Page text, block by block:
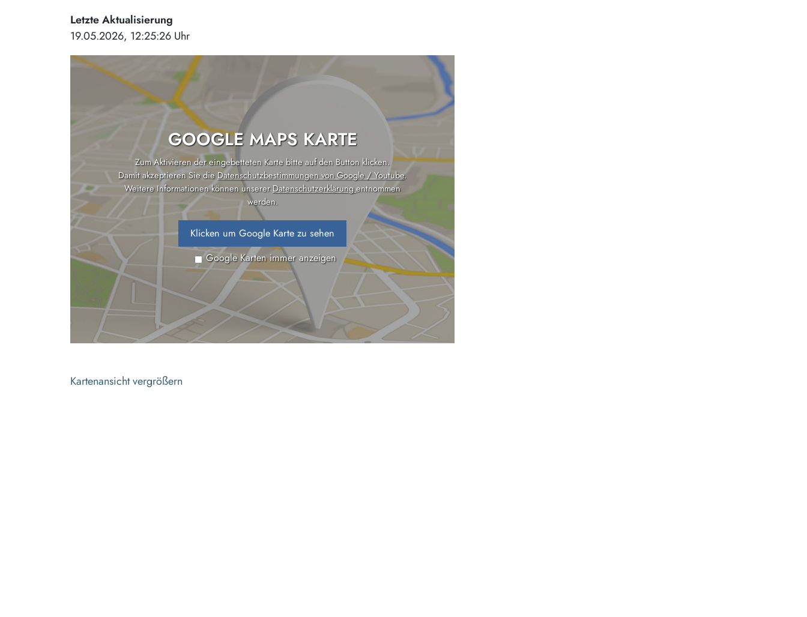
Letzte Aktualisierung
19.05.2026, 12:25:26 Uhr
GOOGLE MAPS KARTE
Zum Aktivieren der eingebetteten Karte bitte auf den Button klicken.
Damit akzeptieren Sie dieDatenschutzbestimmungen von Google / Youtube.
Weitere Informationen können unsererDatenschutzerklärungentnommen
werden.
Klicken um Google Karte zu sehen
Google Karten immer anzeigen
Kartenansicht vergrößern